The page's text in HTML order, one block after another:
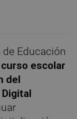
de Educación
escolar
del